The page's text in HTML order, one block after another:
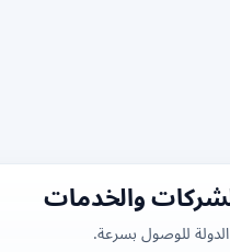
والخدمات
للوصول بسرعة.